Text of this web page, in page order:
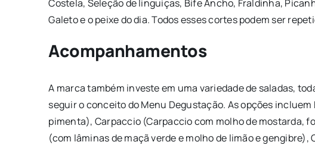
Costela, Seleção de linguiças, Bife Ancho, Fraldinha,
Galeto e o peixe do dia. Todos esses cortes podem ser
Acompanhamentos
A marca também investe em uma variedade de saladas,
seguir o conceito do Menu Degustação. As opções
pimenta), Carpaccio (Carpaccio com molho de mostarda,
(com lâminas de maçã verde e molho de limão e